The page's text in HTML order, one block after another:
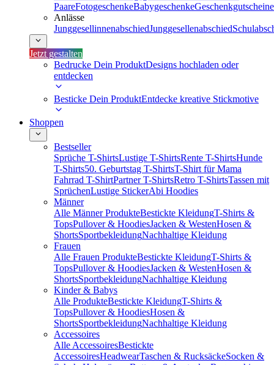
PaareFotogeschenkeBabygeschenkeGeschenkgutscheine
Anlässe
JunggesellinnenabschiedJunggesellenabschied
Jetzt gestalten
Bedrucke Dein ProduktDesigns hochladen oder
entdecken
Besticke Dein ProduktEntdecke kreative Stickmotive
Shoppen
Bestseller
Sprüche T-ShirtsLustige T-ShirtsRente T-ShirtsHunde
T-Shirts50. Geburtstag T-ShirtsT-Shirt für Mama
Fahrrad T-ShirtPartner T-ShirtsRetro T-ShirtsTassen mit
SprüchenLustige StickerAbi Hoodies
Männer
Alle Männer ProdukteBestickte KleidungT-Shirts &
TopsPullover & HoodiesJacken & WestenHosen &
ShortsSportbekleidungNachhaltige Kleidung
Frauen
Alle Frauen ProdukteBestickte KleidungT-Shirts &
TopsPullover & HoodiesJacken & WestenHosen &
ShortsSportbekleidungNachhaltige Kleidung
Kinder & Babys
Alle ProdukteBestickte KleidungT-Shirts &
TopsPullover & HoodiesHosen &
ShortsSportbekleidungNachhaltige Kleidung
Accessoires
Alle AccessoiresBestickte
AccessoiresHeadwearTaschen & RucksäckeSocken &